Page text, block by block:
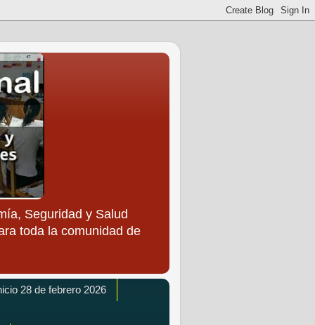
Seguridad y Salud
toda la comunidad de
28 de febrero 2026